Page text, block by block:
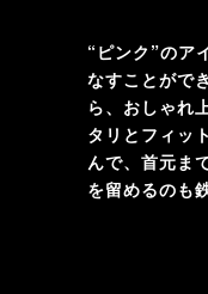
“ピンク”のア
なすことがで
ら、おしゃれ
タリとフィッ
んで、首元ま
を留めるのも